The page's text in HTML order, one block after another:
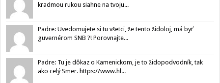
kradmou rukou siahne na tvoju...
Padre: Uvedomujete si tu všetci, že tento židoloj, má byť
guvernérom SNB ?! Porovnajte...
Padre: Tu je dôkaz o Kamenickom, je to židopodvodník, tak
ako celý Smer. https://www.hl...